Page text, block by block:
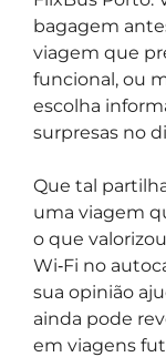
bagagem
viagem que
funcional, ou
escolha
surpresas no
Que tal
uma viagem
o que
Wi‑Fi no
sua opinião
ainda pode
em viagens